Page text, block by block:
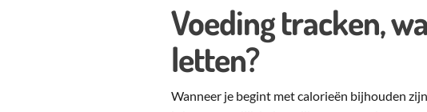
Voeding tracken,
letten?
Wanneer je begint met calorieën bijhouden